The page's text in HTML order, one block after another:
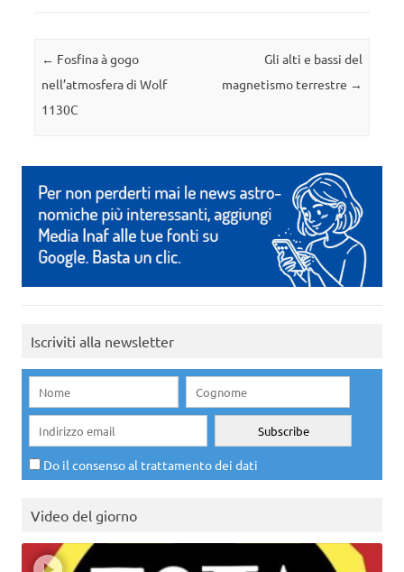
Navigazione articolo
← Fosfina à gogo
nell’atmosfera di Wolf
1130C
Gli alti e bassi del
magnetismo terrestre →
Iscriviti alla newsletter
Do il consenso al trattamento dei dati
Video del giorno